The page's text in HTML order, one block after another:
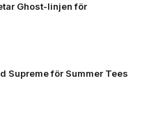
Ghost-linjen för
Supreme för Summer Tees